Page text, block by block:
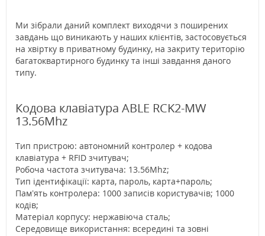
Ми зібрали даний комплект виходячи з поширених
завдань що виникають у наших клієнтів, застосовується
на хвіртку в приватному будинку, на закриту територію
багатоквартирного будинку та інші завдання даного
типу.
Кодова клавіатура ABLE RCK2-MW
13.56Mhz
Тип пристрою: автономний контролер + кодова
клавіатура + RFID зчитувач;
Робоча частота зчитувача: 13.56Mhz;
Тип ідентифікації: карта, пароль, карта+пароль;
Пам’ять контролера: 1000 записів користувачів; 1000
кодів;
Матеріал корпусу: нержавіюча сталь;
Середовище використання: всередині та зовні